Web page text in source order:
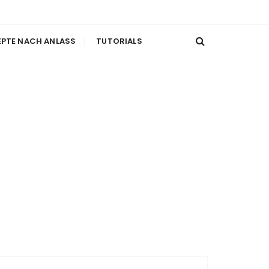
NACH ANLASS TUTORIALS